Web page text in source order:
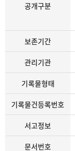
공개구분
보존기간
관리기관
기록물형태
기록물건등록번호
서고정보
문서번호